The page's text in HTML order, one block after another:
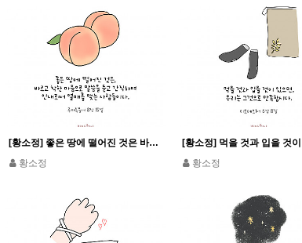
[황소정] 좋은 땅에 떨어진 것은 바르고 착한 마음으로 말씀을 듣고 간직하여...
황소정
황소정